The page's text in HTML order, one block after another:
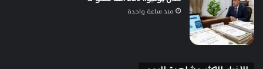
منذ ساعة واحدة